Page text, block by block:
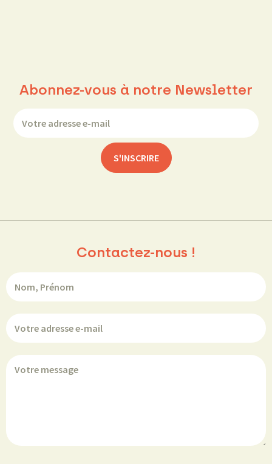
Abonnez-vous à notre Newsletter
Contactez-nous !